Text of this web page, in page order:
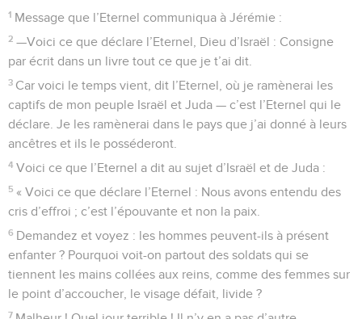
1 Message que l’Eternel communiqua à Jérémie :
2 —Voici ce que déclare l’Eternel, Dieu d’Israël : Consigne
par écrit dans un livre tout ce que je t’ai dit.
3 Car voici le temps vient, dit l’Eternel, où je ramènerai les
captifs de mon peuple Israël et Juda — c’est l’Eternel qui le
déclare. Je les ramènerai dans le pays que j’ai donné à leurs
ancêtres et ils le posséderont.
4 Voici ce que l’Eternel a dit au sujet d’Israël et de Juda :
5 « Voici ce que déclare l’Eternel : Nous avons entendu des
cris d’effroi ; c’est l’épouvante et non la paix.
6 Demandez et voyez : les hommes peuvent-ils à présent
enfanter ? Pourquoi voit-on partout des soldats qui se
tiennent les mains collées aux reins, comme des femmes sur
le point d’accoucher, le visage défait, livide ?
7